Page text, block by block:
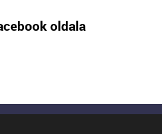
oldala